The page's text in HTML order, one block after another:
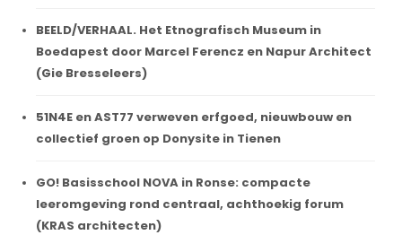
BEELD/VERHAAL. Het Etnografisch Museum in
Boedapest door Marcel Ferencz en Napur Architect
(Gie Bresseleers)
51N4E en AST77 verweven erfgoed, nieuwbouw en
collectief groen op Donysite in Tienen
GO! Basisschool NOVA in Ronse: compacte
leeromgeving rond centraal, achthoekig forum
(KRAS architecten)